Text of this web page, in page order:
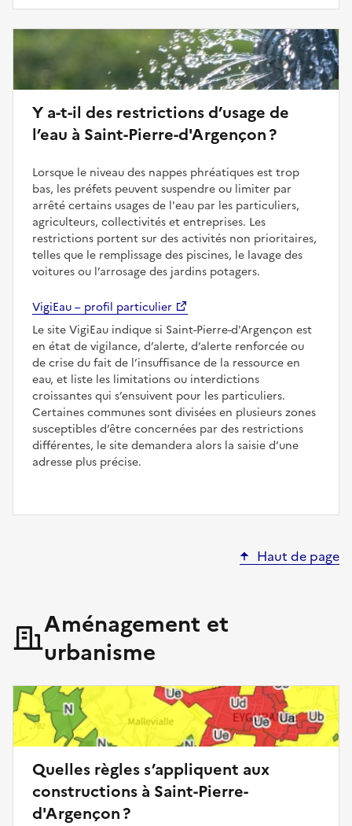
Y a-t-il des restrictions d’usage de
l’eau à Saint-Pierre-d'Argençon ?
Lorsque le niveau des nappes phréatiques est trop
bas, les préfets peuvent suspendre ou limiter par
arrêté certains usages de l'eau par les particuliers,
agriculteurs, collectivités et entreprises. Les
restrictions portent sur des activités non prioritaires,
telles que le remplissage des piscines, le lavage des
voitures ou l’arrosage des jardins potagers.
VigiEau – profil particulier
Le site VigiEau indique si Saint-Pierre-d'Argençon est
en état de vigilance, d’alerte, d’alerte renforcée ou
de crise du fait de l’insuffisance de la ressource en
eau, et liste les limitations ou interdictions
croissantes qui s’ensuivent pour les particuliers.
Certaines communes sont divisées en plusieurs zones
susceptibles d’être concernées par des restrictions
différentes, le site demandera alors la saisie d’une
adresse plus précise.
Haut de page
Aménagement et
urbanisme
Quelles règles s’appliquent aux
constructions à Saint-Pierre-
d'Argençon ?